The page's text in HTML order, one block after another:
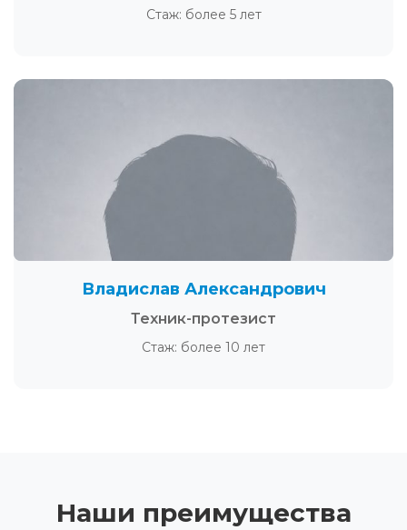
Стаж: более 5 лет
Владислав Александрович
Техник-протезист
Стаж: более 10 лет
Наши преимущества